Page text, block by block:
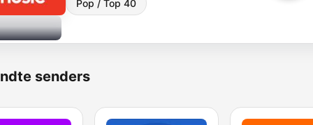
Pop / Top 40
senders